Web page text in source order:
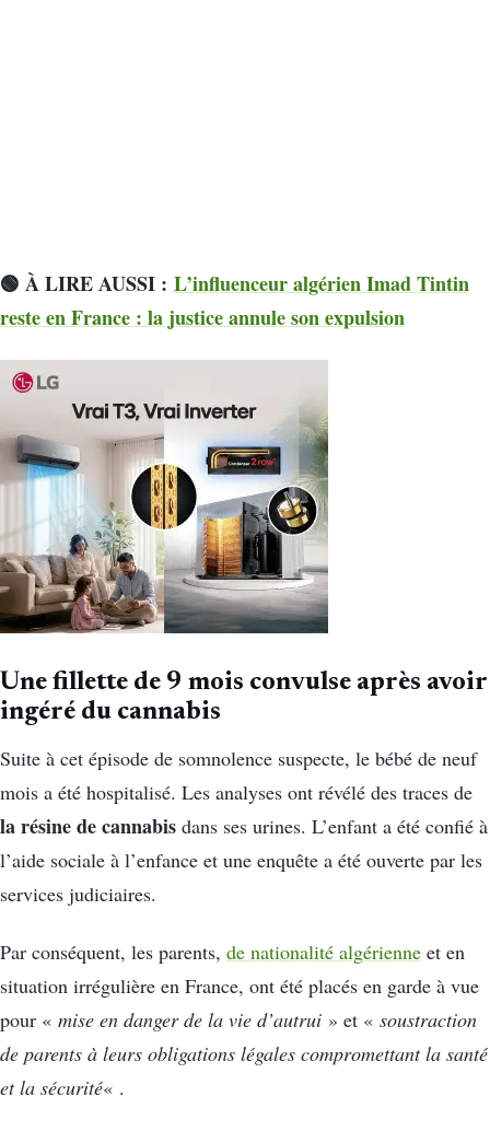
🟢 À LIRE AUSSI : L’influenceur algérien Imad Tintin
reste en France : la justice annule son expulsion
Une fillette de 9 mois convulse après avoir
ingéré du cannabis
Suite à cet épisode de somnolence suspecte, le bébé de neuf
mois a été hospitalisé. Les analyses ont révélé des traces de
la résine de cannabis dans ses urines. L’enfant a été confié à
l’aide sociale à l’enfance et une enquête a été ouverte par les
services judiciaires.
Par conséquent, les parents, de nationalité algérienne et en
situation irrégulière en France, ont été placés en garde à vue
pour « mise en danger de la vie d’autrui » et « soustraction
de parents à leurs obligations légales compromettant la santé
et la sécurité« .